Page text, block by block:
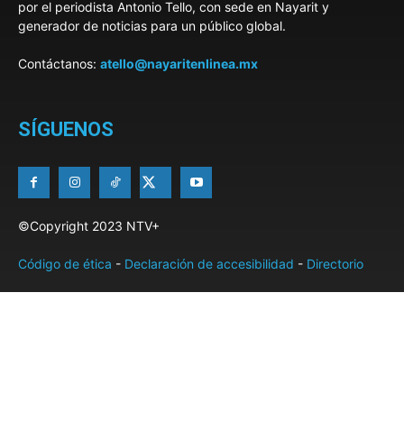
por el periodista Antonio Tello, con sede en Nayarit y
generador de noticias para un público global.
Contáctanos: atello@nayaritenlinea.mx
SÍGUENOS
©Copyright 2023 NTV+
Código de ética - Declaración de accesibilidad - Directorio